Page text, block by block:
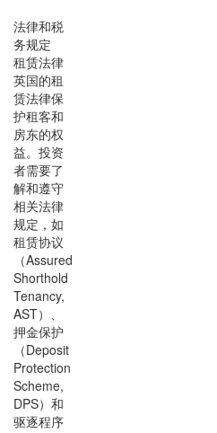
法律和税
务规定
租赁法律
英国的租
赁法律保
护租客和
房东的权
益。投资
者需要了
解和遵守
相关法律
规定，如
租赁协议
（Assured
Shorthold
Tenancy,
AST）、
押金保护
（Deposit
Protection
Scheme,
DPS）和
驱逐程序